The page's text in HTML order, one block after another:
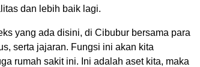
dan lebih baik lagi.
yang ada disini, di Cibubur bersama para
serta jajaran. Fungsi ini akan kita
rumah sakit ini. Ini adalah aset kita, maka